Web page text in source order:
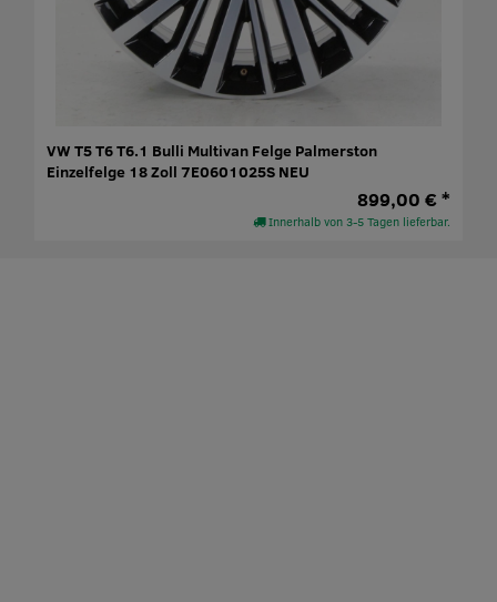
VW T5 T6 T6.1 Bulli Multivan Felge Palmerston
Einzelfelge 18 Zoll 7E0601025S NEU
Innerhalb von 3-5 Tagen lieferbar.
899,00 € *